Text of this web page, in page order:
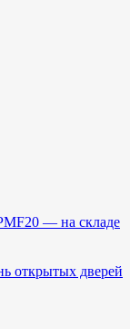
— на складе
открытых дверей